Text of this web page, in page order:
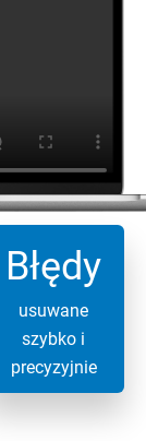
Błędy
usuwane
szybko i
precyzyjnie